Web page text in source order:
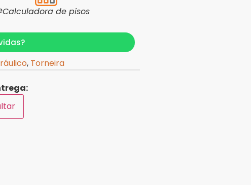
Calculadora de pisos
, Torneira